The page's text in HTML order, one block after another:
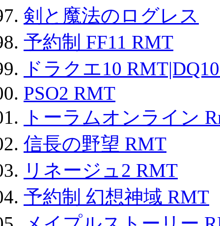
剣と魔法のログレス
予約制 FF11 RMT
ドラクエ10
PSO2 RMT
トーラムオンライン
信長の野望 RMT
リネージュ2 RMT
予約制 幻想神域 RMT